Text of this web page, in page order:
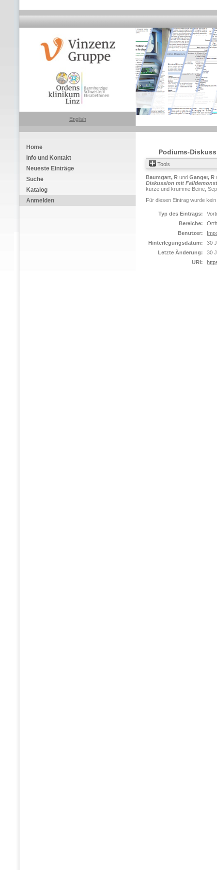
English
Home
Info und Kontakt
Neueste Einträge
Suche
Katalog
Anmelden
Podiums-
Tools
Baumgart, R und Ganger, R
Diskussion mit
kurze und krumme Beine,
Für diesen Eintrag wurde
Typ des Eintrags:
Bereiche:
Benutzer:
Hinterlegungsdatum:
30
Letzte Änderung:
30
URI: